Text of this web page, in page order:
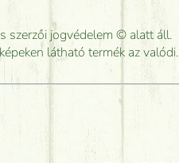
kiszállítani?
szerzői jogvédelem © alatt áll.
látható termék az valódi.